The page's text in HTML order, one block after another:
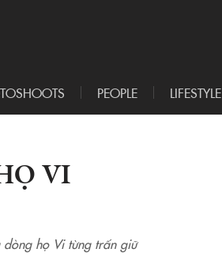
PEOPLE LIFESTYLE
VI
họ Vi từng trấn giữ